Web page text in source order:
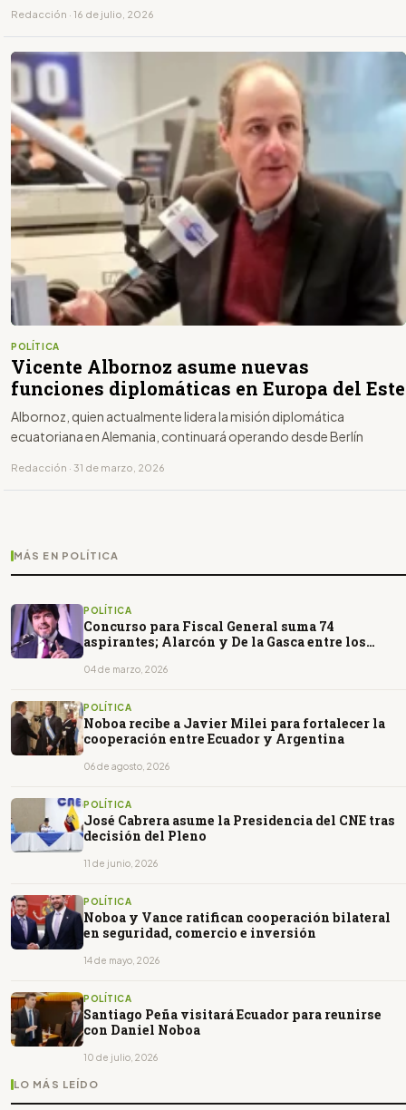
Redacción · 16 de julio, 2026
POLÍTICA
Vicente Albornoz asume nuevas
funciones diplomáticas en Europa del Este
Albornoz, quien actualmente lidera la misión diplomática
ecuatoriana en Alemania, continuará operando desde Berlín
Redacción · 31 de marzo, 2026
MÁS EN POLÍTICA
POLÍTICA
Concurso para Fiscal General suma 74
aspirantes; Alarcón y De la Gasca entre los
04 de marzo, 2026
POLÍTICA
Noboa recibe a Javier Milei para fortalecer la
cooperación entre Ecuador y Argentina
06 de agosto, 2026
POLÍTICA
José Cabrera asume la Presidencia del CNE tras
decisión del Pleno
11 de junio, 2026
POLÍTICA
Noboa y Vance ratifican cooperación bilateral
en seguridad, comercio e inversión
14 de mayo, 2026
POLÍTICA
Santiago Peña visitará Ecuador para reunirse
con Daniel Noboa
10 de julio, 2026
LO MÁS LEÍDO